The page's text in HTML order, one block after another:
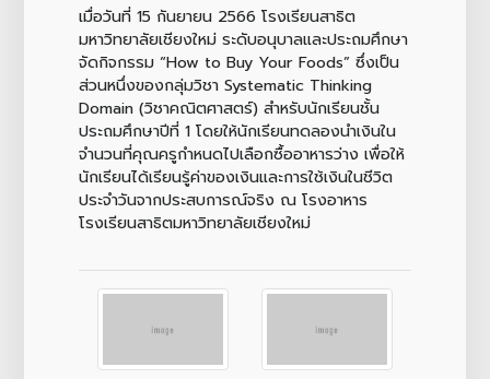
เมื่อวันที่ 15 กันยายน 2566 โรงเรียนสาธิต
มหาวิทยาลัยเชียงใหม่ ระดับอนุบาลและประถมศึกษา
จัดกิจกรรม “How to Buy Your Foods” ซึ่งเป็น
ส่วนหนึ่งของกลุ่มวิชา Systematic Thinking
Domain (วิชาคณิตศาสตร์) สำหรับนักเรียนชั้น
ประถมศึกษาปีที่ 1 โดยให้นักเรียนทดลองนำเงินใน
จำนวนที่คุณครูกำหนดไปเลือกซื้ออาหารว่าง เพื่อให้
นักเรียนได้เรียนรู้ค่าของเงินและการใช้เงินในชีวิต
ประจำวันจากประสบการณ์จริง ณ โรงอาหาร
โรงเรียนสาธิตมหาวิทยาลัยเชียงใหม่